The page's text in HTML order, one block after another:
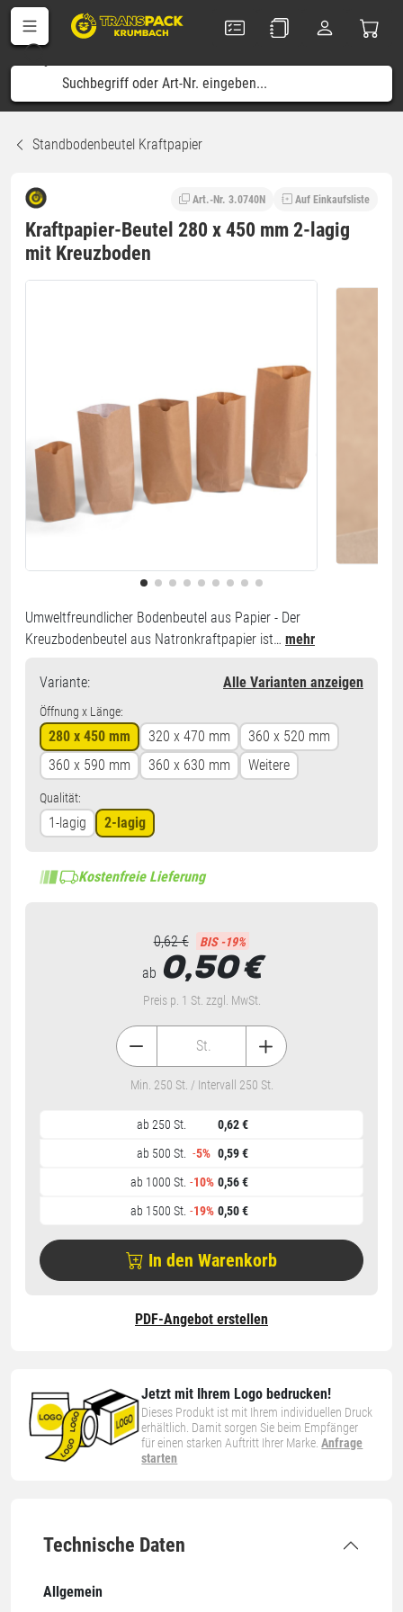
Standbodenbeutel Kraftpapier
Jetzt mit Ihrem Logo bedrucken!
Dieses Produkt ist mit Ihrem individuellen Druck
erhältlich. Damit sorgen Sie beim Empfänger
für einen starken Auftritt Ihrer Marke.Anfrage
starten
Technische Daten
Allgemein
Art.-Nr. 3.0740N Auf Einkaufsliste
Kraftpapier-Beutel 280 x 450 mm 2-lagig
mit Kreuzboden
Umweltfreundlicher Bodenbeutel aus Papier - Der
Kreuzbodenbeutel aus Natronkraftpapier ist… mehr
Variante: Alle Varianten anzeigen
Öffnung x Länge:
280 x 450 mm 320 x 470 mm
360 x 520 mm
360 x 590 mm
360 x 630 mm Weitere
Qualität:
1-lagig 2-lagig
Kostenfreie Lieferung
0,62 € BIS -19%
ab 0,50 €
Preis p. 1 St. zzgl. MwSt.
ab 250 St.
0,62 €
ab 500 St.
-5% 0,59 €
ab 1000 St. -10% 0,56 €
ab 1500 St. -19% 0,50 €
St.
Min. 250 St. / Intervall 250 St.
In den Warenkorb
PDF-Angebot erstellen